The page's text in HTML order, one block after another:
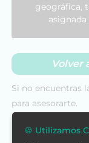
geográfica,
Volver
Si no encuentras
para asesorarte.
🍪 Utilizamos